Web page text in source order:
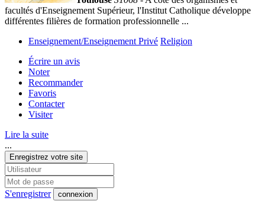
facultés d'Enseignement Supérieur, l'Institut Catholique développe
différentes filières de formation professionnelle ...
Enseignement/Enseignement Privé Religion
Écrire un avis
Noter
Recommander
Favoris
Contacter
Visiter
Lire la suite
...
Enregistrez votre site
S'enregistrer connexion